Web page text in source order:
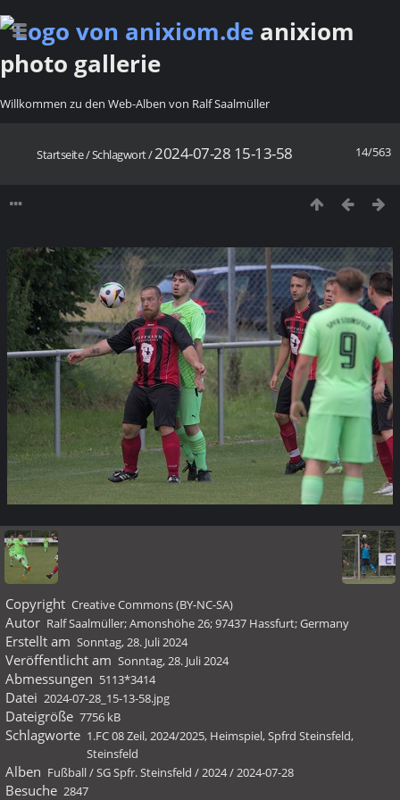
anixiom
photo gallerie
Willkommen zu den Web-Alben von Ralf Saalmüller
14/563
Startseite/Schlagwort/2024-07-28 15-13-58
Copyright Creative Commons (BY-NC-SA)
Autor Ralf Saalmüller; Amonshöhe 26; 97437 Hassfurt; Germany
Erstellt am Sonntag, 28. Juli 2024
Veröffentlicht am Sonntag, 28. Juli 2024
Abmessungen 5113*3414
Datei 2024-07-28_15-13-58.jpg
Dateigröße 7756 kB
Schlagworte 1.FC 08 Zeil,2024/2025, Heimspiel,Spfrd Steinsfeld,
Steinsfeld
Alben Fußball/SG Spfr. Steinsfeld /2024/2024-07-28
Besuche 2847